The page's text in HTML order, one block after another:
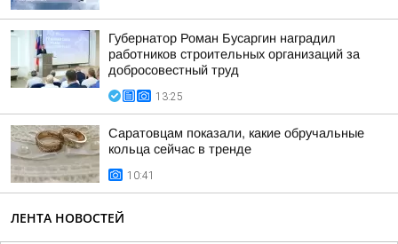
Губернатор Роман Бусаргин наградил
работников строительных организаций за
добросовестный труд
13:25
Саратовцам показали, какие обручальные
кольца сейчас в тренде
10:41
ЛЕНТА НОВОСТЕЙ